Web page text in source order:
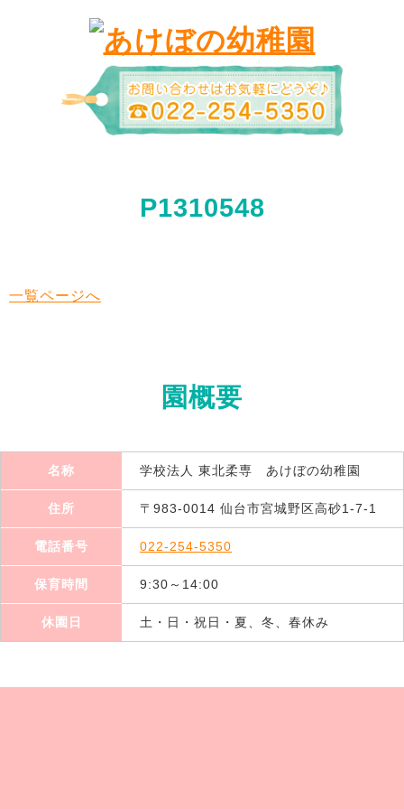
P1310548
一覧ページへ
園概要
名称 学校法人 東北柔専 あけぼの幼稚園
住所 〒983-0014 仙台市宮城野区高砂1-7-1
電話番号 022-254-5350
保育時間 9:30～14:00
休園日 土・日・祝日・夏、冬、春休み